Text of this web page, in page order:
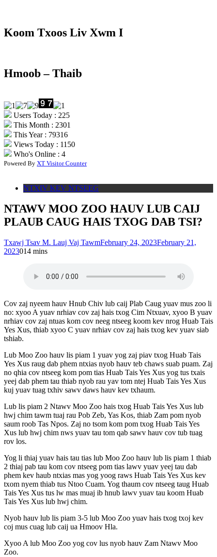
Koom Txoos Liv Xwm I
Hmoob – Thaib
Users Today : 225
This Month : 2301
This Year : 79316
Views Today : 1150
Who's Online : 4
Powered By XT Visitor Counter
NTXIV KEV NTSEEG
NTAWV MOO ZOO HAUV LUB CAIJ
PLAUB CAUG HAIS TXOG DAB TSI?
Txawj Tsav M. Lauj Vaj TawmFebruary 24, 2023February 21,
2023014 mins
Cov zaj nyeem hauv Hnub Chiv lub caij Plab Caug yuav mus zoo li
no: xyoo A yuav nrhiav cov zaj hais txog Cim Ntxuav, xyoo B yuav
nrhiav cov zaj ntuas kom cov neeg ntseeg koom kev nrog Huab Tais
Yes Xus, thiab xyoo C yuav nrhiav cov zaj hais txog kev yuav siab
tshiab.
Lub Moo Zoo hauv lis piam 1 yuav yog zaj piav txog Huab Tais
Yes Xus raug dab phem ntxias nyob hauv teb chaws suab puam. Zaj
no qhia cov ntseeg kom pom tias Huab Tais Yes Xus yog tus txais
yeej dab phem tau thiab nyob rau yav tom ntej Huab Tais Yes Xus
kuj yuav tuag txhiv sawv daws hauv kev txhaum.
Lub lis piam 2 Ntawv Moo Zoo hais txog Huab Tais Yes Xus lub
hwj chim tawm tuaj rau Pob Zeb, Yas Kos, thiab Zam pom nyob
saum roob Tas Npos. Zaj no tsom kom pom txog Huab Tais Yes
Xus lub hwj chim nws yuav tau tom qab sawv hauv cov tub tuag
rov los.
Yog li thiaj yuav hais tau tias lub Moo Zoo hauv lub lis piam 1 thiab
2 thiaj pab tau kom cov ntseeg pom tias lawv yuav yeej tau dab
phem kev haub ntxias mas yog yoog raws Huab Tais Yes Xus kev
txom nyem thiab tus Ntoo Cuam. Yog thaum cov ntseeg taug Huab
Tais Yes Xus tus lw mas muaj ib hnub lawv yuav tau koom Huab
Tais Yes Xus lub hwj chim.
Nyob hauv lub lis piam 3-5 lub Moo Zoo yuav hais txog txoj kev
coj mus cuag lub caij ua Hmoov Hla.
Xyoo A lub Moo Zoo yog cov lus nyob hauv Zam Ntawv Moo
Zoo.